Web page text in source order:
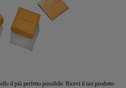
il più perfetto possibile. Ricevi il tuo prodotto